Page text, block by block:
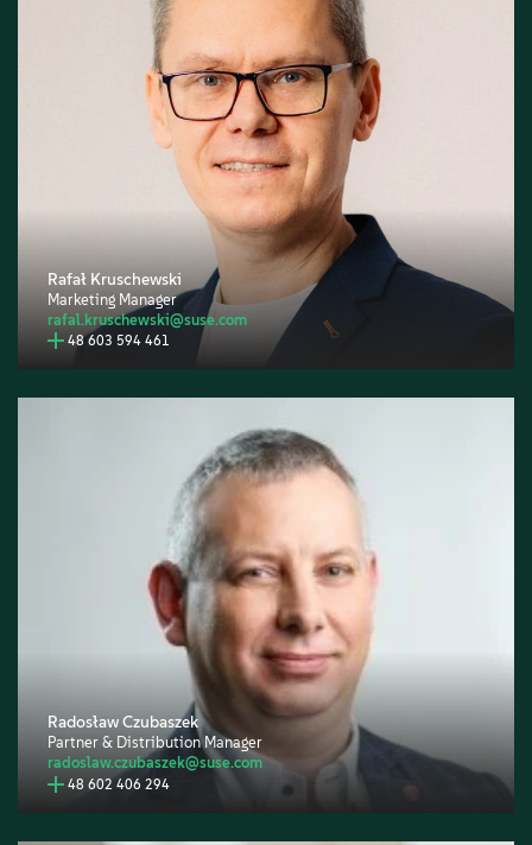
Rafał Kruschewski
Marketing Manager
rafal.kruschewski@suse.com
48 603 594 461
Radosław Czubaszek
Partner & Distribution Manager
radoslaw.czubaszek@suse.com
48 602 406 294